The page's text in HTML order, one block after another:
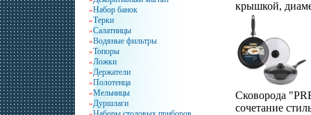
»Набор банок
»Терки
»Салатницы
»Водяные фильтры
»Топоры
»Ложки
»Держатели
»Полотенца
»Мельницы
»Дуршлаги
покрытие
с
слоем,
металлические
источники
конструкция
использовать
займет
кухонного
метод
с
вплавленным
диском
распределять и
дольше
крышкой,
алюминий 3,5
штамповки)
Сковорода
сочетание